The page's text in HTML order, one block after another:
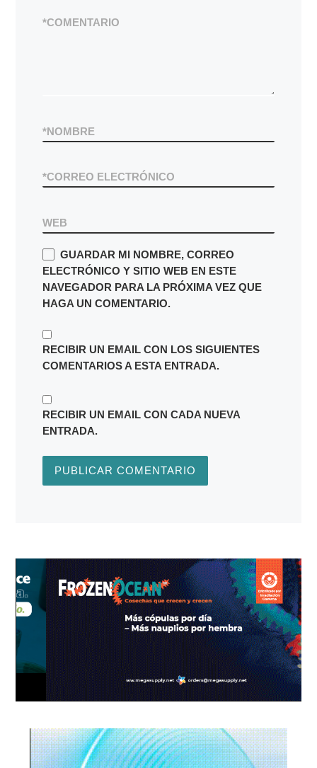
COMENTARIO
*
NOMBRE
*
CORREO ELECTRÓNICO
*
WEB
GUARDAR MI NOMBRE, CORREO
ELECTRÓNICO Y SITIO WEB EN ESTE
NAVEGADOR PARA LA PRÓXIMA VEZ QUE
HAGA UN COMENTARIO.
RECIBIR UN EMAIL CON LOS SIGUIENTES
COMENTARIOS A ESTA ENTRADA.
RECIBIR UN EMAIL CON CADA NUEVA
ENTRADA.